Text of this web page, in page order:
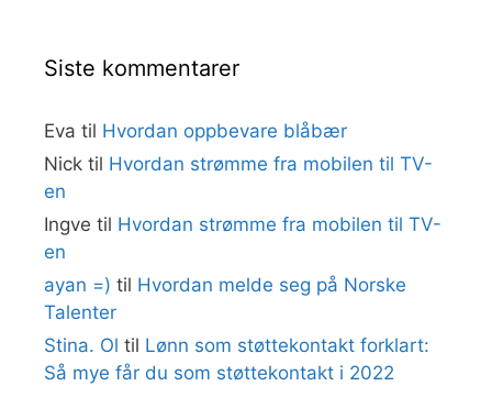
Siste kommentarer
Eva til Hvordan oppbevare blåbær
Nick til Hvordan strømme fra mobilen til TV-
en
Ingve til Hvordan strømme fra mobilen til TV-
en
ayan =) til Hvordan melde seg på Norske
Talenter
Stina. Ol til Lønn som støttekontakt forklart:
Så mye får du som støttekontakt i 2022